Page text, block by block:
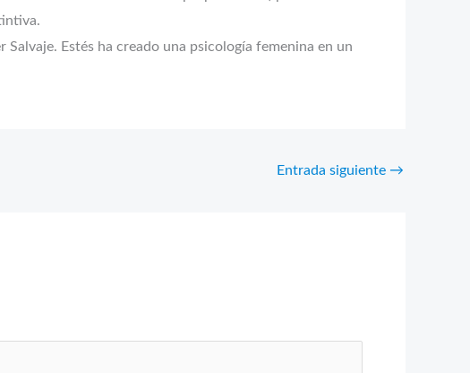
Estés ha creado una psicología femenina en un
Entrada siguiente →